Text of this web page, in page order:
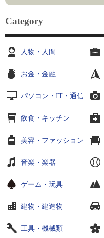
Category
人物・人間
お金・金融
パソコン・IT・通信
飲食・キッチン
美容・ファッション
音楽・楽器
ゲーム・玩具
建物・建造物
工具・機械類